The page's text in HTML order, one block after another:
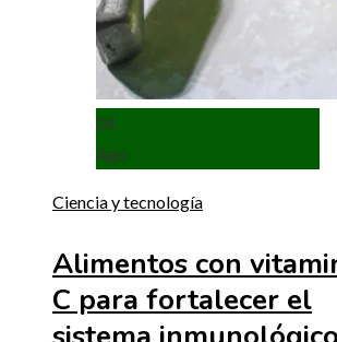
04
Ago
Ciencia y tecnología
Alimentos con
C para fortalecer el